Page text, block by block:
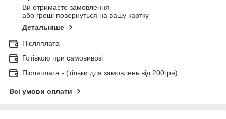
Ви отримаєте замовлення
або гроші повернуться на вашу картку
Детальніше
Післяплата
Готівкою при самовивозі
Післяплата - (тільки для замовлень від 200грн)
Всі умови оплати